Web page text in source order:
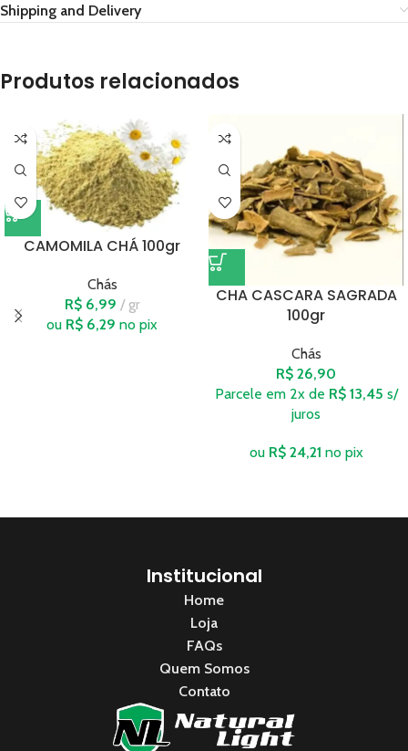
Shipping and Delivery
Produtos relacionados
CAMOMILA CHÁ 100gr
Chás
R$6,99
gr
ou R$ 6,29 no pix
CHA CASCARA SAGRADA
100gr
Chás
R$ 26,90
Parcele em 2x de R$13,45 s/
juros
ou R$24,21 no pix
Institucional
Home
Loja
FAQs
Quem Somos
Contato